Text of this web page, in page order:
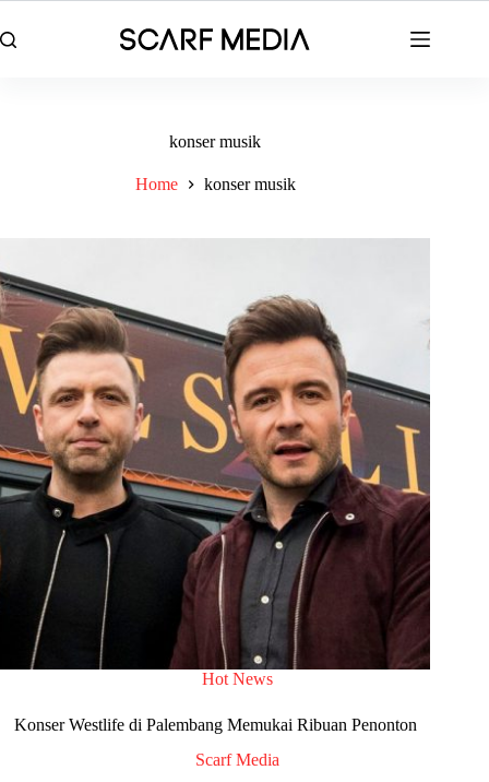
to
content
konser musik
Home konser musik
Hot News
Konser Westlife di Palembang Memukai Ribuan Penonton
Scarf Media